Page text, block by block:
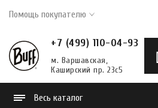
Помощь покупателю
+7 (499) 110-04-93
м. Варшавская,
Каширский пр. 23с5
Весь каталог